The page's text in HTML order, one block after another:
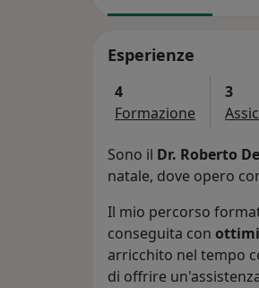
Esperienze
4
Formazione
3
Sono il Dr. Roberto
natale, dove opero
Il mio percorso
conseguita con
arricchito nel tempo
di offrire